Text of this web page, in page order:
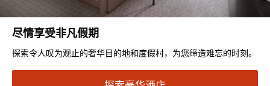
尽情享受非凡假期
探索令人叹为观止的奢华目的地和度假村，为您缔造难忘的时刻。